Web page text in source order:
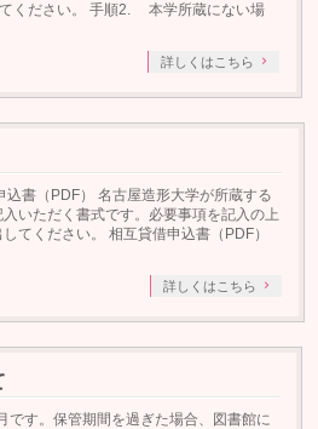
ください。 手順2. 本学所蔵にない場
詳しくはこちら
込書（PDF） 名古屋造形大学が所蔵する
いただく書式です。必要事項を記入の上
てください。 相互貸借申込書（PDF）
詳しくはこちら
です。保管期間を過ぎた場合、図書館に